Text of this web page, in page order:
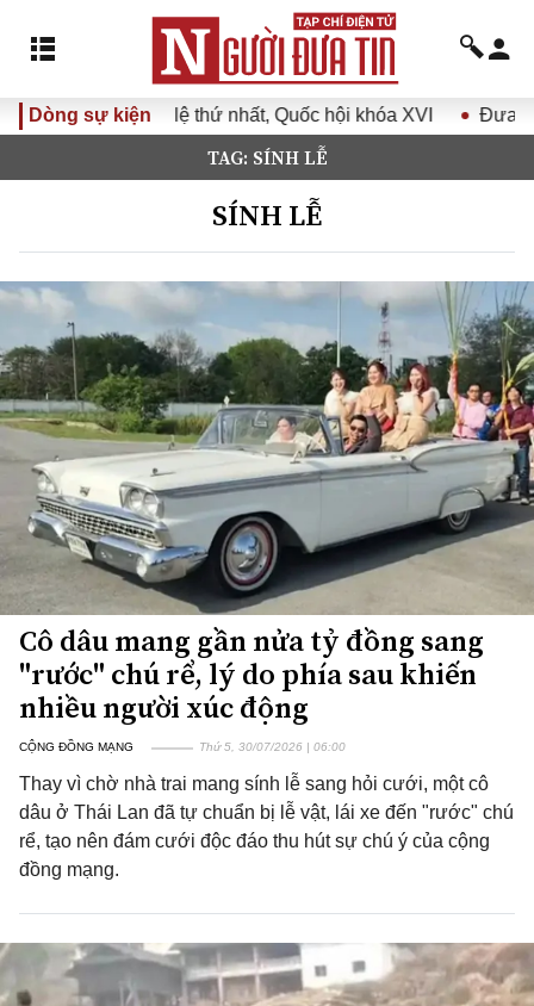
Dòng sự kiện
nhất, Quốc hội khóa XVI Đưa Nghị quyết Đại hội Đảng
TAG: SÍNH LỄ
SÍNH LỄ
Cô dâu mang gần nửa tỷ đồng sang
"rước" chú rể, lý do phía sau khiến
nhiều người xúc động
CỘNG ĐỒNG MẠNG Thứ 5, 30/07/2026 | 06:00
Thay vì chờ nhà trai mang sính lễ sang hỏi cưới, một cô
dâu ở Thái Lan đã tự chuẩn bị lễ vật, lái xe đến "rước" chú
rể, tạo nên đám cưới độc đáo thu hút sự chú ý của cộng
đồng mạng.